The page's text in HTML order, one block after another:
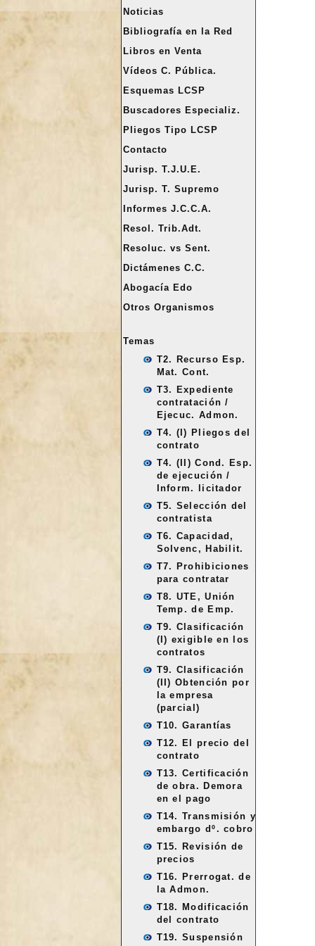
rNoticias
Bibliografía en la Red
Libros en Venta
Vídeos C. Pública.
Esquemas LCSP
Buscadores Especializ.
Pliegos Tipo LCSP
Contacto
Jurisp. T.J.U.E.
Jurisp. T. Supremo
Informes J.C.C.A.
Resol. Trib.Adt.
Resoluc. vs Sent.
Dictámenes C.C.
Abogacía Edo
Otros Organismos
Temas
T2. Recurso Esp.
Mat. Cont.
T3. Expediente
contratación /
Ejecuc. Admon.
T4. (I) Pliegos del
contrato
T4. (II) Cond. Esp.
de ejecución /
Inform. licitador
T5. Selección del
contratista
T6. Capacidad,
Solvenc, Habilit.
T7. Prohibiciones
para contratar
T8. UTE, Unión
Temp. de Emp.
T9. Clasificación
(I) exigible en los
contratos
T9. Clasificación
(II) Obtención por
la empresa
(parcial)
T10. Garantías
T12. El precio del
contrato
T13. Certificación
de obra. Demora
en el pago
T14. Transmisión y
embargo dº. cobro
T15. Revisión de
precios
T16. Prerrogat. de
la Admon.
T18. Modificación
del contrato
T19. Suspensión